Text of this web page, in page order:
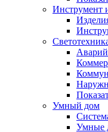
Инструмент
Умный дом
Умные